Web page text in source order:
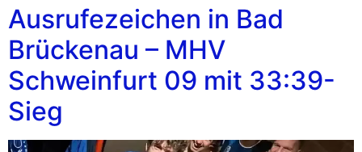
Ausrufezeichen in Bad
Brückenau – MHV
Schweinfurt 09 mit 33:39-
Sieg